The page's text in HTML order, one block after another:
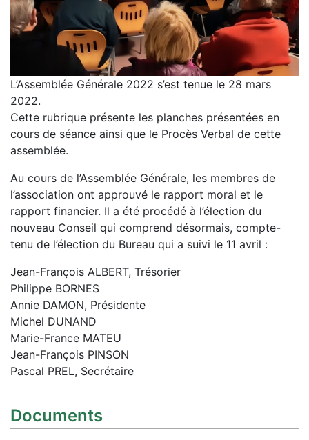
L’Assemblée Générale 2022 s’est tenue le 28 mars
2022.
Cette rubrique présente les planches présentées en
cours de séance ainsi que le Procès Verbal de cette
assemblée.
Au cours de l’Assemblée Générale, les membres de
l’association ont approuvé le rapport moral et le
rapport financier. Il a été procédé à l’élection du
nouveau Conseil qui comprend désormais, compte-
tenu de l’élection du Bureau qui a suivi le 11 avril :
Jean-François ALBERT, Trésorier
Philippe BORNES
Annie DAMON, Présidente
Michel DUNAND
Marie-France MATEU
Jean-François PINSON
Pascal PREL, Secrétaire
Documents